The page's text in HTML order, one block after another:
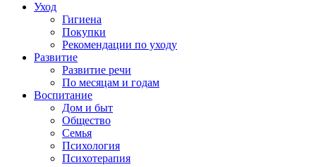
Уход
Гигиена
Покупки
Рекомендации по уходу
Развитие
Развитие речи
По месяцам и годам
Воспитание
Дом и быт
Общество
Семья
Психология
Психотерапия